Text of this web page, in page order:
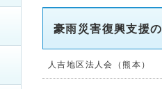
豪雨災害復興支援
人吉地区法人会（熊本）